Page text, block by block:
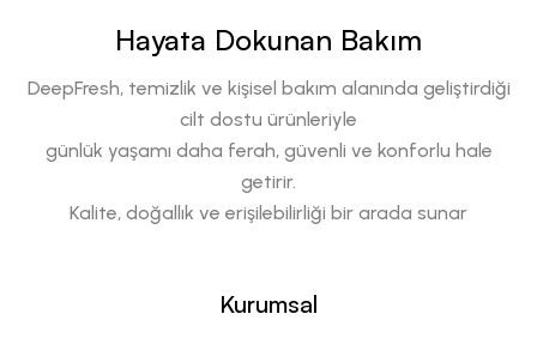
Hayata Dokunan Bakım
DeepFresh, temizlik ve kişisel bakım alanında geliştirdiği
cilt dostu ürünleriyle
günlük yaşamı daha ferah, güvenli ve konforlu hale
getirir.
Kalite, doğallık ve erişilebilirliği bir arada sunar
Kurumsal